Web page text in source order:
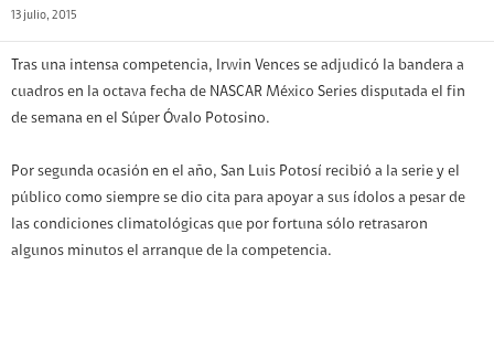
13 julio, 2015
Tras una intensa competencia, Irwin Vences se adjudicó la bandera a
cuadros en la octava fecha de NASCAR México Series disputada el fin
de semana en el Súper Óvalo Potosino.
Por segunda ocasión en el año, San Luis Potosí recibió a la serie y el
público como siempre se dio cita para apoyar a sus ídolos a pesar de
las condiciones climatológicas que por fortuna sólo retrasaron
algunos minutos el arranque de la competencia.